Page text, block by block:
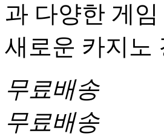
과 다양한 게
새로운 카지노
무료배송
무료배송